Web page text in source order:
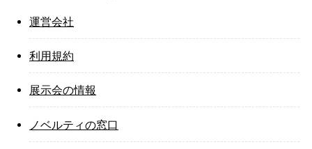
運営会社
利用規約
展示会の情報
ノベルティの窓口